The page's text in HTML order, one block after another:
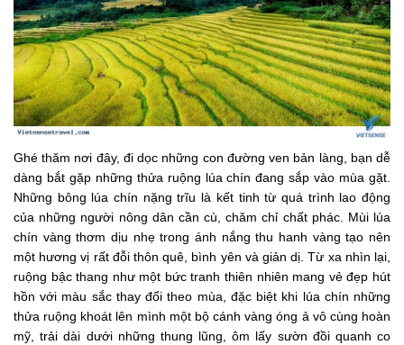
Ghé thăm nơi đây, đi dọc những con đường ven bản làng, bạn dễ
dàng bắt gặp những thửa ruộng lúa chín đang sắp vào mùa gặt.
Những bông lúa chín nặng trĩu là kết tinh từ quá trình lao động
của những người nông dân cần cù, chăm chỉ chất phác. Mùi lúa
chín vàng thơm dịu nhẹ trong ánh nắng thu hanh vàng tạo nên
một hương vị rất đỗi thôn quê, bình yên và giản dị. Từ xa nhìn lại,
ruộng bậc thang như một bức tranh thiên nhiên mang vẻ đẹp hút
hồn với màu sắc thay đổi theo mùa, đặc biệt khi lúa chín những
thửa ruộng khoát lên mình một bộ cánh vàng óng ả vô cùng hoàn
mỹ, trải dài dưới những thung lũng, ôm lấy sườn đồi quanh co